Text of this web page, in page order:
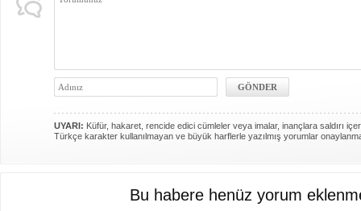
UYARI: Küfür, hakaret, rencide edici cümleler veya imalar, inançlara saldırı
Türkçe karakter kullanılmayan ve büyük harflerle yazılmış yorumlar
Bu habere henüz yorum